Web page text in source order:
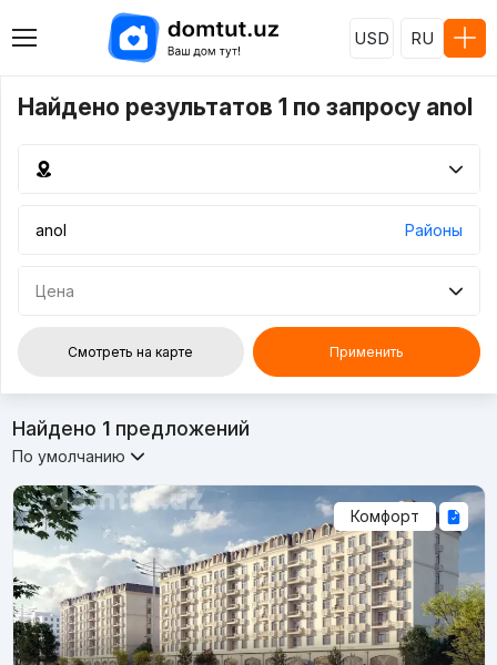
USD RU
Найдено результатов 1 по запросу anol
Районы
Цена
Смотреть на карте Применить
Найдено 1предложений
По умолчанию
Комфорт